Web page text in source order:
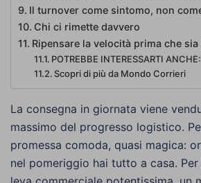
Il turnover come sintomo, non
Chi ci rimette davvero
Ripensare la velocità prima che
POTREBBE INTERESSARTI ANCHE:
Scopri di più da Mondo Corrieri
La consegna in giornata viene
massimo del progresso logistico.
promessa comoda, quasi magica:
nel pomeriggio hai tutto a casa. Per